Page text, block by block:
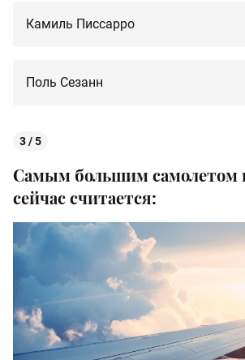
Камиль Писсарро
Поль Сезанн
3 / 5
Самым большим самолетом
сейчас считается: